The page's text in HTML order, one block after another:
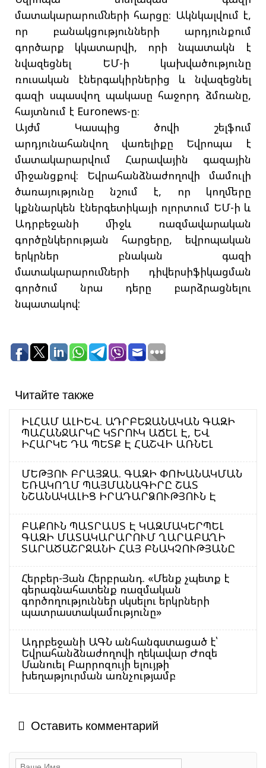
մատակարարումների հարցը։ Ակնկալվում է,
որ բանակցությունների արդյունքում
գործարք կկատարվի, որի նպատակն է
նվազեցնել ԵՄ-ի կախվածությունը
ռուսական էներգակիրներից և նվազեցնել
գազի սպասվող պակասը հաջորդ ձմռանը,
հայտնում է Euronews-ը։
Այժմ Կասպից ծովի շելֆում
արդյունահանվող վառելիքը Եվրոպա է
մատակարարվում Հարավային գազային
միջանցքով։ Եվրահանձնաժողովի մամուլի
ծառայությունը նշում է, որ կողմերը
կքննարկեն էներգետիկայի ոլորտում ԵՄ-ի և
Ադրբեջանի միջև ռազմավարական
գործընկերության հարցերը, եվրոպական
երկրներ բնական գազի
մատակարարումների դիվերսիֆիկացման
գործում նրա դերը բարձրացնելու
նպատակով:
Читайте также
ԻԼՀԱՄ ԱԼԻԵՎ. ԱԴՐԲԵՋԱՆԱԿԱՆ ԳԱԶԻ
ՊԱՀԱՆՋԱՐԿԸ ԿՏՐՈՒԿ ԱՃԵԼ Է, ԵՎ
ԻՀԱՐԿԵ ԴԱ ՊԵՏՔ Է ՀԱՇՎԻ ԱՌՆԵԼ
ՄԵԹՅՈՒ ԲՐԱՅԶԱ. ԳԱԶԻ ՓՈԽԱՆԱԿՄԱՆ
ԵՌԱԿՈՂՄ ՊԱՅՄԱՆԱԳԻՐԸ ՇԱՏ
ՆՇԱՆԱԿԱԼԻՑ ԻՐԱԴԱՐՁՈՒԹՅՈՒՆ Է
ԲԱՔՈՒՆ ՊԱՏՐԱՍՏ Է ԿԱԶՄԱԿԵՐՊԵԼ
ԳԱԶԻ ՄԱՏԱԿԱՐԱՐՈՒՄ ՂԱՐԱԲԱՂԻ
ՏԱՐԱԾԱՇՐՋԱՆԻ ՀԱՅ ԲՆԱԿՉՈՒԹՅԱՆԸ
Հերբեր-Յան Հերբրանդ. «Մենք չպետք է
գերագնահատենք ռազմական
գործողություններ սկսելու երկրների
պատրաստակամությունը»
Ադրբեջանի ԱԳՆ անհանգստացած է՝
Եվրահանձնաժողովի ղեկավար Ժոզե
Մանուել Բարրոզույի ելույթի
խեղաթյուրման առնչությամբ
Оставить комментарий